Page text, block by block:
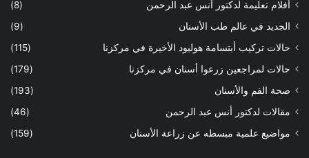
أفلام تعليمة لدكتور أنس عبد الرحمن
(8)
الجديد في عالم طب الأسنان
(9)
حالات تركيب أبتسامة هوليود الأخيرة في مركزنا
(115)
حالات لمراجعين زرعوا أسنان في مركزنا
(179)
صحة الفم والأسنان
(193)
مقالات لدكتور أنس عبد الرحمن
(46)
مواضيع علمية مبسطه عن زراعة الأسنان
(159)